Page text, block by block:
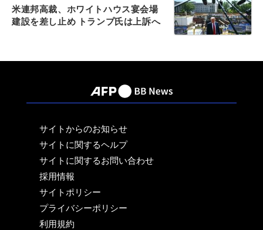
米連邦高裁、ホワイトハウス宴会場
建設を差し止め トランプ氏は上訴へ
サイトからのお知らせ
サイトに関するヘルプ
サイトに関するお問い合わせ
採用情報
サイトポリシー
プライバシーポリシー
利用規約